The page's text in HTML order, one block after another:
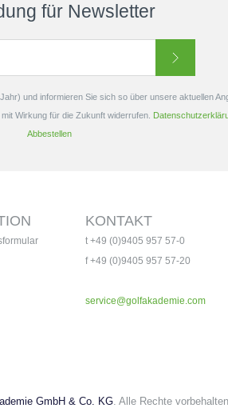
für Newsletter
und informieren Sie sich so über unsere aktuellen
Wirkung für die Zukunft widerrufen.
Abbestellen
KONTAKT
t +49 (0)9405 957 57-0
f +49 (0)9405 957 57-20
service@golfakademie.com
GmbH & Co. KG. Alle Rechte